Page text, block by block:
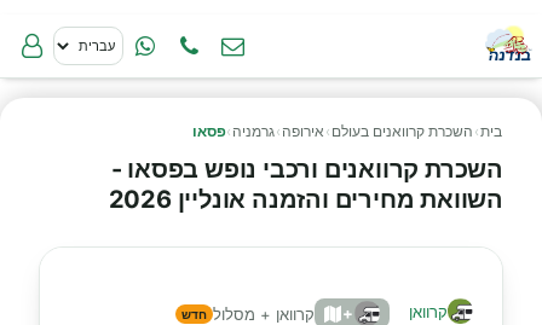
בית› השכרת קרוואנים בעולם › אירופה ›גרמניה ›פסאו
השכרת קרוואנים ורכבי נופש בפסאו -
השוואת מחירים והזמנה אונליין 2026
קרוואן + קרוואן + מסלול חדש